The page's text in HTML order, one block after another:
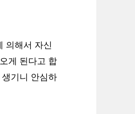
의해서 자신
게 된다고 합
기니 안심하